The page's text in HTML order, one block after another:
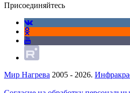
Присоединяйтесь
Мир Нагрева 2005 - 2026.